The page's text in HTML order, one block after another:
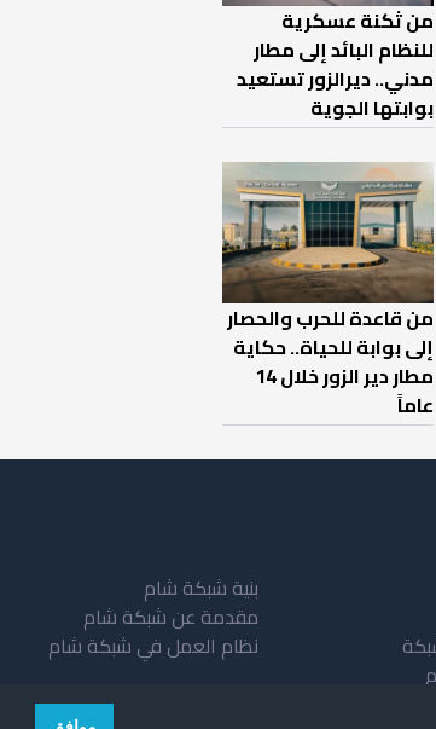
من ثكنة عسكرية
للنظام البائد إلى مطار
مدني.. ديرالزور تستعيد
بوابتها الجوية
من قاعدة للحرب والحصار
إلى بوابة للحياة.. حكاية
مطار دير الزور خلال 14
عاماً
بنية شبكة شام
مقدمة عن شبكة شام
نظام العمل في شبكة شام